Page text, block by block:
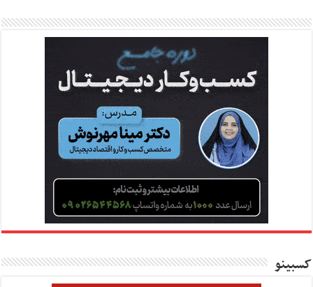
کسبینو